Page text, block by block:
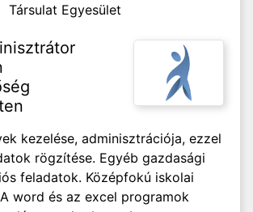
Társulat Egyesület
kezelése, adminisztrációja, ezzel
rögzítése. Egyéb gazdasági
feladatok. Középfokú iskolai
word és az excel programok